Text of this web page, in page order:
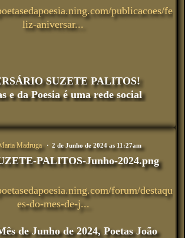
publicacoes/fe
liz-aniversar...
SUZETE PALITOS!
e da Poesia é uma rede social
Madruga 2 de Junho de 2024 as 11:27am
forum/destaqu
es-do-mes-de-j...
de Junho de 2024, Poetas João